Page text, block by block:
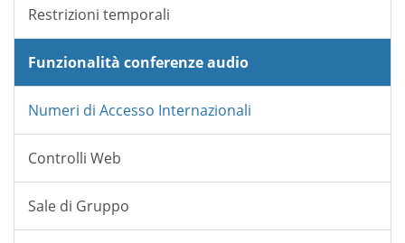
Restrizioni temporali
Funzionalità conferenze audio
Numeri di Accesso Internazionali
Controlli Web
Sale di Gruppo